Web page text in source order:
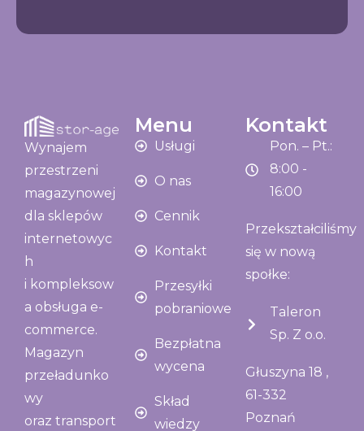
Wynajem
przestrzeni
magazynowej
dla sklepów
internetowyc
h
i kompleksow
a obsługa e-
commerce.
Magazyn
przeładunko
wy
oraz transport
Menu
Usługi
O nas
Cennik
Kontakt
Przesyłki
pobraniowe
Bezpłatna
wycena
Skład
wiedzy
Kontakt
Pon. – Pt.:
8:00 -
16:00
Przekształciliśmy
się w nową
społke:
Taleron
Sp. Z o.o.
Głuszyna 18 ,
61-332
Poznań